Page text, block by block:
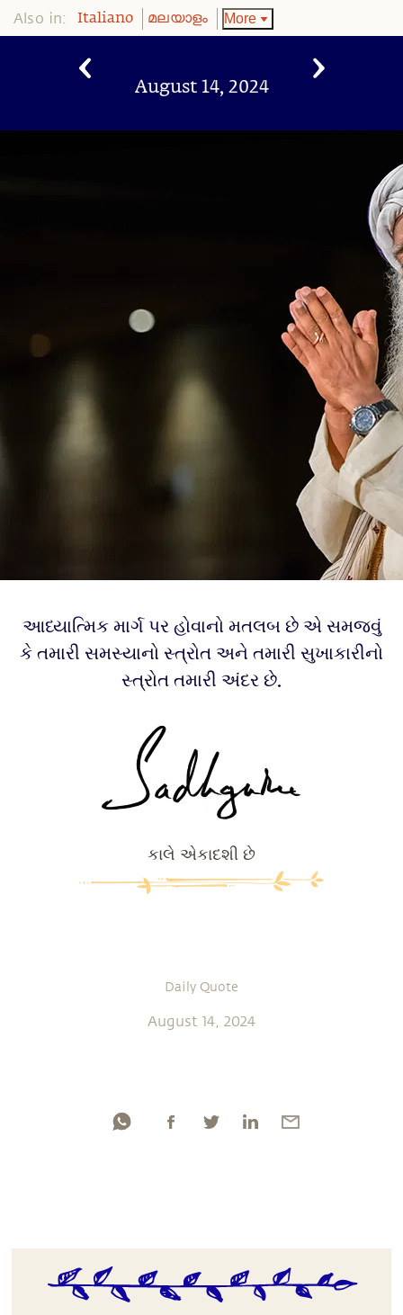
Also in: Italiano മലയാളം More
August 14, 2024
આધ્યાત્મિક માર્ગ પર હોવાનો મતલબ છે એ સમજવું
કે તમારી સમસ્યાનો સ્ત્રોત અને તમારી સુખાકારીનો
સ્ત્રોત તમારી અંદર છે.
કાલે એકાદશી છે
Daily Quote
August 14, 2024